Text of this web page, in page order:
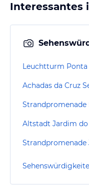
Interessantes
Leuchtturm Ponta
Achadas da Cruz
Strandpromenade
Altstadt Jardim do